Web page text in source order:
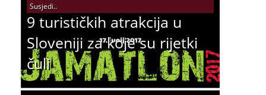
9 turističkih atrakcija u
Sloveniji za koje su rijetki
čuli
Susjedi..